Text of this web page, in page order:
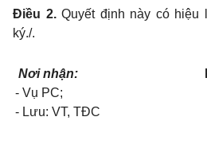
Điều 2.Quyết định này có hiệu
ký./.
Nơi nhận:
- Vụ PC;
- Lưu: VT, TĐC